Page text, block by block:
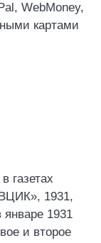
WebMoney,
картами
газетах
1931,
1931
и второе